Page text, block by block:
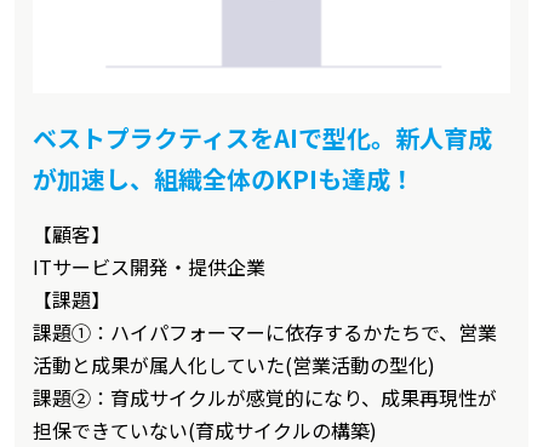
ベストプラクティスをAIで型化。新人育成
が加速し、組織全体のKPIも達成！
【顧客】
ITサービス開発・提供企業
【課題】
課題①：ハイパフォーマーに依存するかたちで、営業
活動と成果が属人化していた(営業活動の型化)
課題②：育成サイクルが感覚的になり、成果再現性が
担保できていない(育成サイクルの構築)